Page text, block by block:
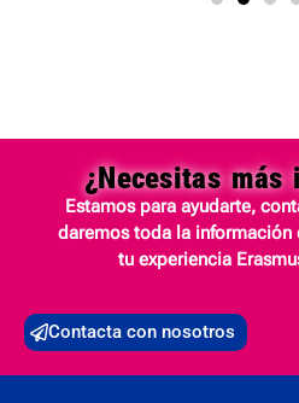
¿Necesitas más
Estamos para ayudarte,
daremos toda la información
tu experiencia
Contacta con nosotros